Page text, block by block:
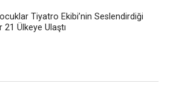
Tiyatro Ekibi’nin Seslendirdiği
21 Ülkeye Ulaştı